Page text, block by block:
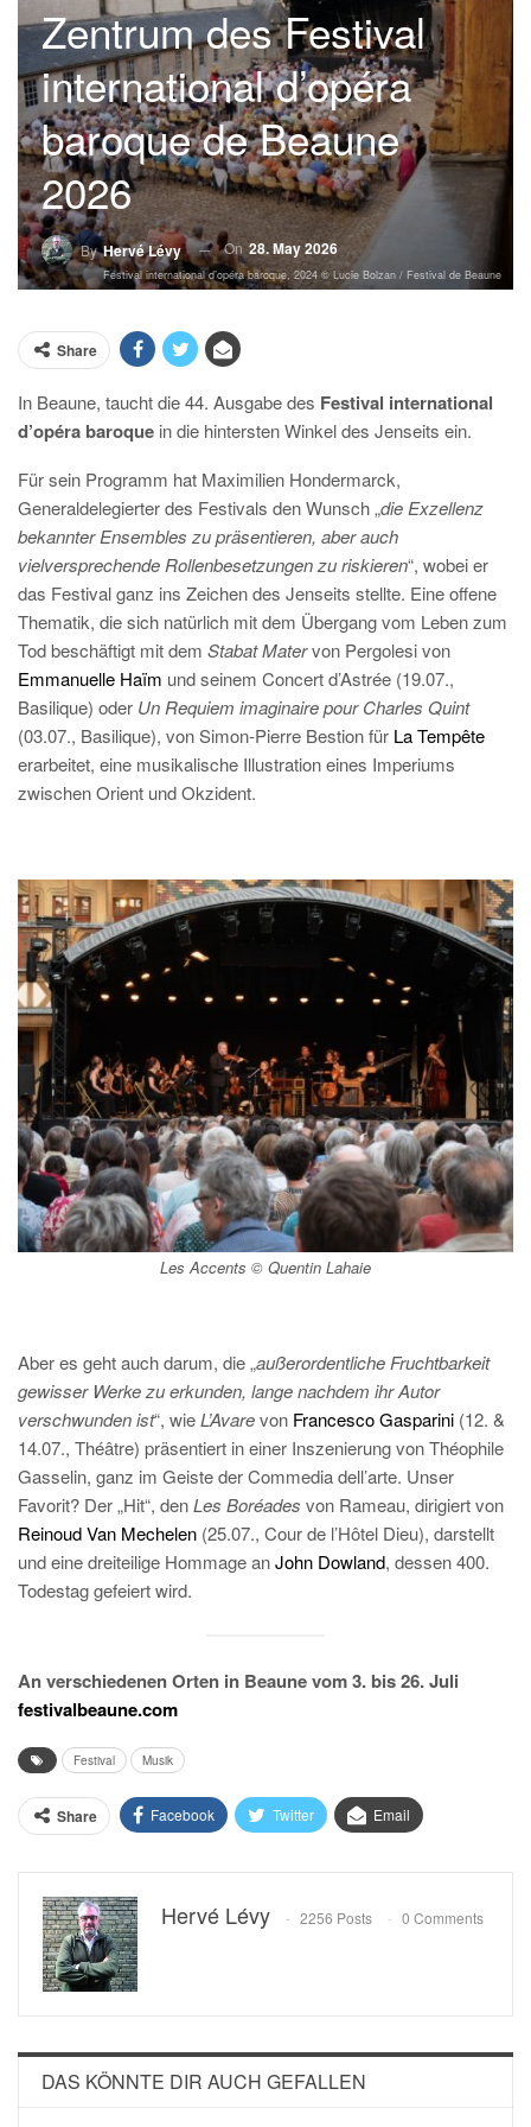
Zentrum des Festival
international d’opéra
baroque de Beaune
2026
ByHervé Lévy On 28. May 2026
Festival international d’opéra baroque, 2024 © Lucie Bolzan / Festival de Beaune
Share
In Beaune, taucht die 44. Ausgabe des Festival international
d’opéra baroque in die hintersten Winkel des Jenseits ein.
Für sein Programm hat Maximilien Hondermarck,
Generaldelegierter des Festivals den Wunsch „die Exzellenz
bekannter Ensembles zu präsentieren, aber auch
vielversprechende Rollenbesetzungen zu riskieren“, wobei er
das Festival ganz ins Zeichen des Jenseits stellte. Eine offene
Thematik, die sich natürlich mit dem Übergang vom Leben zum
Tod beschäftigt mit dem Stabat Matervon Pergolesi von
Emmanuelle Haïm und seinem Concert d’Astrée (19.07.,
Basilique) oder Un Requiem imaginaire pour Charles Quint
(03.07., Basilique), von Simon-Pierre Bestion für La Tempête
erarbeitet, eine musikalische Illustration eines Imperiums
zwischen Orient und Okzident.
Les Accents © Quentin Lahaie
Aber es geht auch darum, die „außerordentliche Fruchtbarkeit
gewisser Werke zu erkunden, lange nachdem ihr Autor
verschwunden ist“, wieL’Avarevon Francesco Gasparini (12. &
14.07., Théâtre) präsentiert in einer Inszenierung von Théophile
Gasselin, ganz im Geiste der Commedia dell’arte. Unser
Favorit? Der „Hit“, denLes Boréades von Rameau, dirigiert von
Reinoud Van Mechelen (25.07., Cour de l’Hôtel Dieu), darstellt
und eine dreiteilige Hommage anJohn Dowland, dessen 400.
Todestag gefeiert wird.
An verschiedenen Orten in Beaune vom 3. bis 26. Juli
festivalbeaune.com
Festival Musik
Share Facebook Twitter Email
Hervé Lévy 2256 Posts 0 Comments
DAS KÖNNTE DIR AUCH GEFALLEN